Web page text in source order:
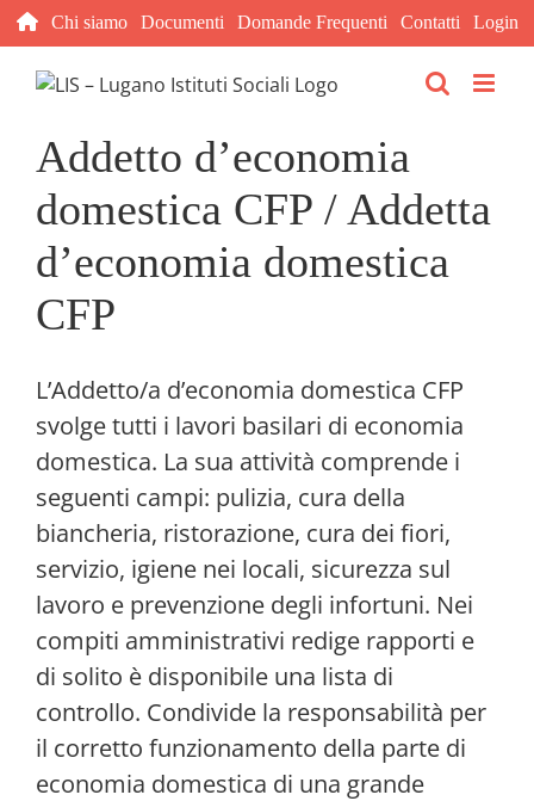
Salta
al
contenuto
Chi siamo Documenti Domande Frequenti Contatti Login
Addetto d’economia
domestica CFP / Addetta
d’economia domestica
CFP
L’Addetto/a d’economia domestica CFP
svolge tutti i lavori basilari di economia
domestica. La sua attività comprende i
seguenti campi: pulizia, cura della
biancheria, ristorazione, cura dei fiori,
servizio, igiene nei locali, sicurezza sul
lavoro e prevenzione degli infortuni. Nei
compiti amministrativi redige rapporti e
di solito è disponibile una lista di
controllo. Condivide la responsabilità per
il corretto funzionamento della parte di
economia domestica di una grande